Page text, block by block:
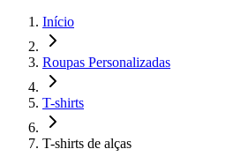
Início
Roupas Personalizadas
T-shirts
T-shirts de alças